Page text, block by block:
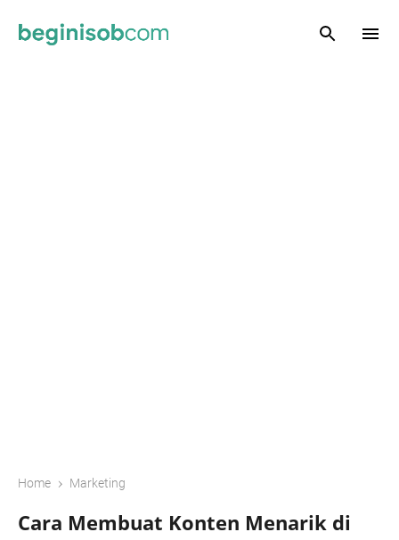
Home › Marketing
Cara Membuat Konten Menarik di